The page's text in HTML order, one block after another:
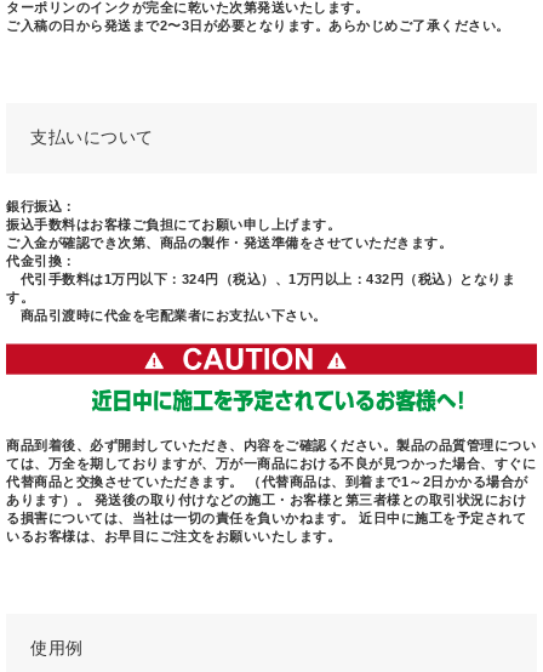
ターポリンのインクが完全に乾いた次第発送いたします。
ご入稿の日から発送まで2〜3日が必要となります。あらかじめご了承ください。
支払いについて
銀行振込：
振込手数料はお客様ご負担にてお願い申し上げます。
ご入金が確認でき次第、商品の製作・発送準備をさせていただきます。
代金引換：
代引手数料は1万円以下：324円（税込）、1万円以上：432円（税込）となりま
す。
商品引渡時に代金を宅配業者にお支払い下さい。
商品到着後、必ず開封していただき、内容をご確認ください。製品の品質管理につい
ては、万全を期しておりますが、万が一商品における不良が見つかった場合、すぐに
代替商品と交換させていただきます。 （代替商品は、到着まで1～2日かかる場合が
あります）。 発送後の取り付けなどの施工・お客様と第三者様との取引状況におけ
る損害については、当社は一切の責任を負いかねます。 近日中に施工を予定されて
いるお客様は、お早目にご注文をお願いいたします。
使用例